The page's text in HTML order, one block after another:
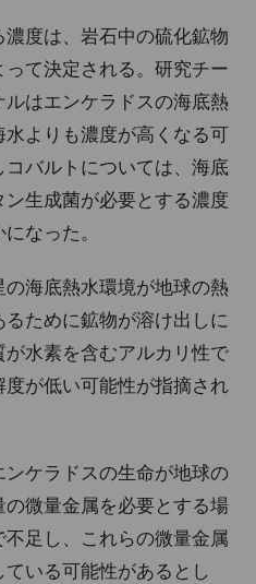
度は、岩石中の硫化鉱物
て決定される。研究チー
はエンケラドスの海底熱
よりも濃度が高くなる可
バルトについては、海底
生成菌が必要とする濃度
なった。
海底熱水環境が地球の熱
ために鉱物が溶け出しに
水素を含むアルカリ性で
が低い可能性が指摘され
ケラドスの生命が地球の
微量金属を必要とする場
足し、これらの微量金属
いる可能性があるとし